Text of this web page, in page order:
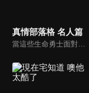
真情部落格 名人篇
當這些生命勇士面對自己生命中的難題時，選擇靠著信靠耶穌來勇敢勝過，這些可愛的基督徒們，願意把自己生命裡最黑暗軟弱的一面和大家分享，為的就是將來自天上那最美好的福分帶給人們，每一個有血有淚的生命見證，都是最震撼人心的蛻變，最深刻的真實。